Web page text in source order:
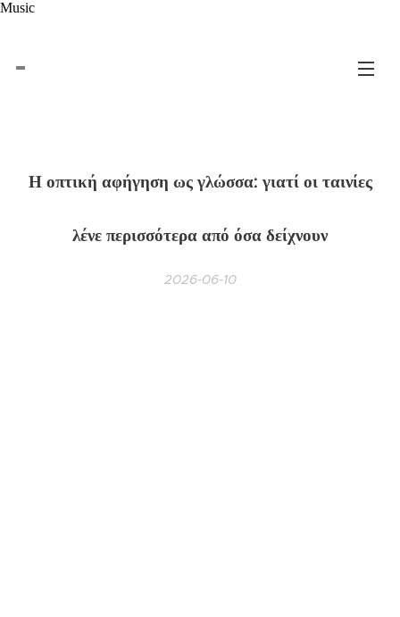
Music
Η οπτική αφήγηση ως γλώσσα: γιατί οι ταινίες
λένε περισσότερα από όσα δείχνουν
2026-06-10